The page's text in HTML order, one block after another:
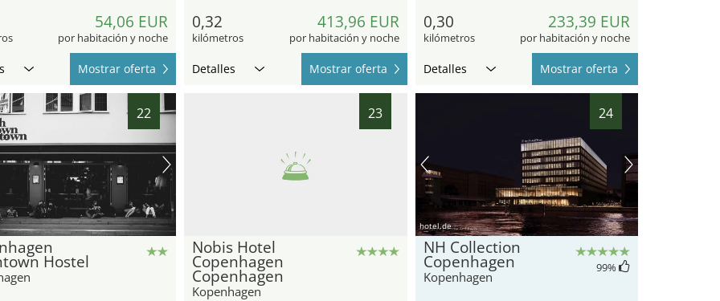
54,06 EUR
por habitación y noche
Mostrar oferta
0,32
kilómetros
413,96 EUR
por habitación y noche
Detalles Mostrar oferta
0,30
kilómetros
233,39 EUR
por habitación y noche
Detalles Mostrar oferta
22
Hostel
23
Nobis Hotel
Copenhagen
Copenhagen
Kopenhagen
24
hotel.de
NH Collection
Copenhagen
Kopenhagen
99%